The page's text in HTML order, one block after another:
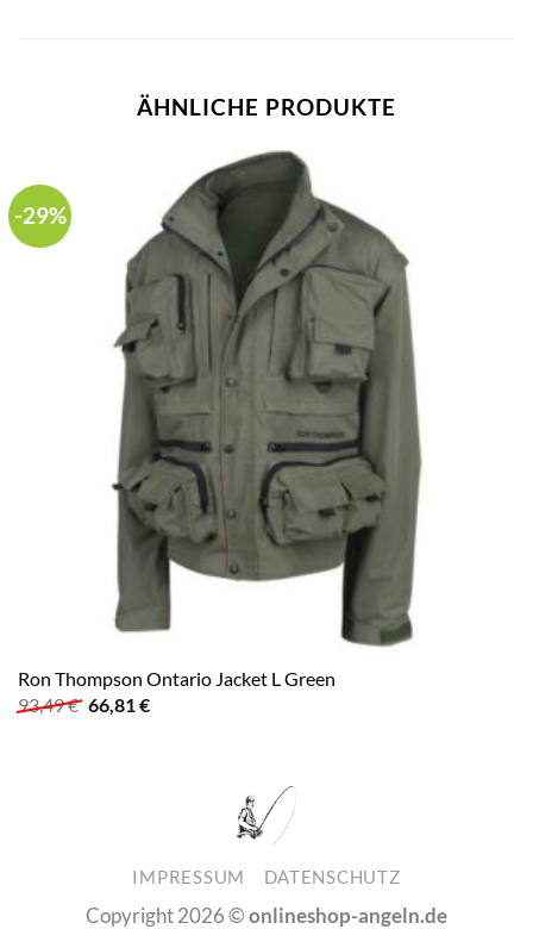
ÄHNLICHE PRODUKTE
-29%
Ron Thompson Ontario Jacket L Green
93,49€ Ursprünglicher
66,81€Aktueller
IMPRESSUM DATENSCHUTZ
Copyright 2026 ©onlineshop-angeln.de